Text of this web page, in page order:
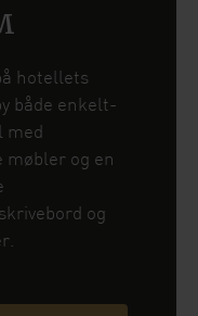
hotellets
både enkelt-
med
møbler og en
og